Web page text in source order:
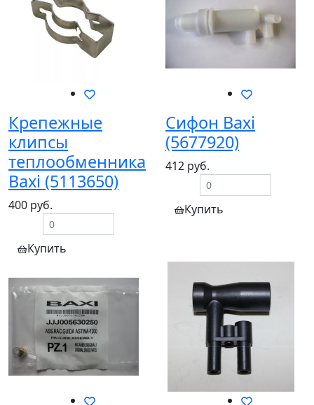
Крепежные
клипсы
теплообменника
Baxi (5113650)
400 руб.
Купить
Сифон Baxi
(5677920)
412 руб.
Купить